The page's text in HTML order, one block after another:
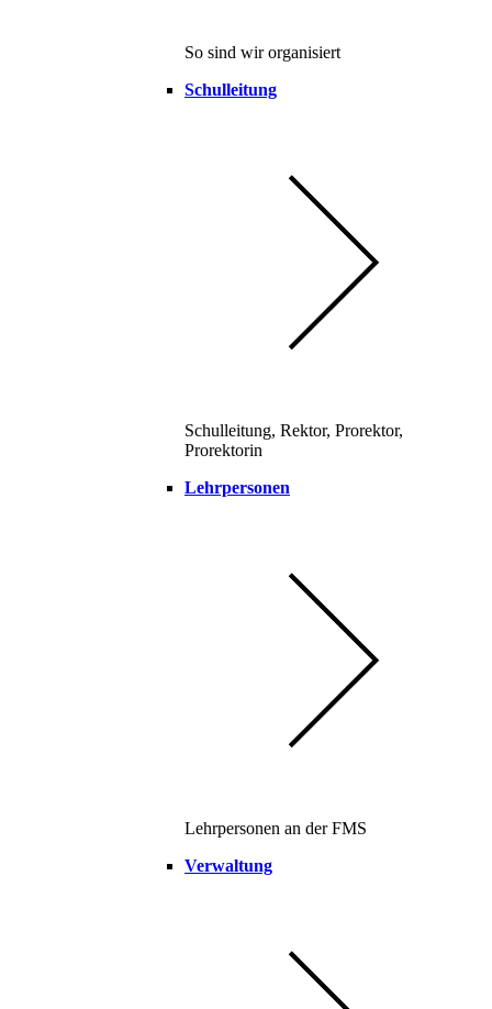
So sind wir organisiert
Schulleitung
Schulleitung, Rektor, Prorektor,
Prorektorin
Lehrpersonen
Lehrpersonen an der FMS
Verwaltung